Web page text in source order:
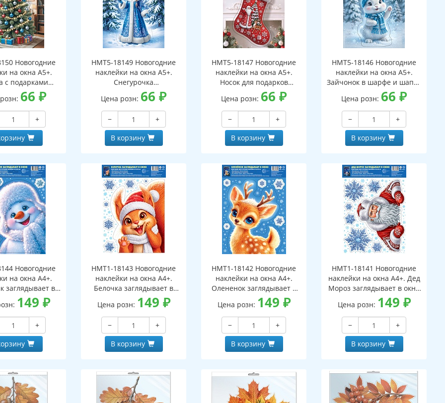
Новогодние
на окна А5+.
с подарками
видны с
сторон,
66₽
+
НМТ5-18149 Новогодние
наклейки на окна А5+.
Снегурочка
(двухсторонние, видны с
обеих сторон,
многоразовые)
Цена розн: 66₽
−
+
В корзину
НМТ5-18147 Новогодние
наклейки на окна А5+.
Носок для подарков
(двухсторонние, видны с
обеих сторон,
многоразовые)
Цена розн: 66₽
−
+
В корзину
НМТ5-18146 Новогодние
наклейки на окна А5+.
Зайчонок в шарфе и шапке
(двухсторонние, видны с
обеих сторон,
многоразовые)
Цена розн: 66₽
−
+
В корзину
Новогодние
на окна А4+.
заглядывает в
обеих сторон,
149 ₽
+
НМТ1-18143 Новогодние
наклейки на окна А4+.
Белочка заглядывает в
окно (двухсторонние,
видны с обеих сторон,
многоразовые)
Цена розн: 149 ₽
−
+
В корзину
НМТ1-18142 Новогодние
наклейки на окна А4+.
Олененок заглядывает в
окно (двухсторонние,
видны с обеих сторон,
многоразовые)
Цена розн: 149 ₽
−
+
В корзину
НМТ1-18141 Новогодние
наклейки на окна А4+. Дед
Мороз заглядывает в окно
(двухсторонние, видны с
обеих сторон,
многоразовые)
Цена розн: 149 ₽
−
+
В корзину